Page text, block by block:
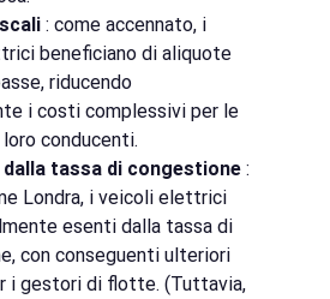
: come accennato, i
beneficiano di aliquote
riducendo
i costi complessivi per le
conducenti.
dalla tassa di congestione :
Londra, i veicoli elettrici
esenti dalla tassa di
con conseguenti ulteriori
i gestori di flotte. (Tuttavia,